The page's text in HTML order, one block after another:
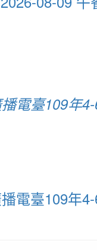
電臺109年
電臺109年